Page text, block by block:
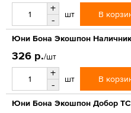
+
-
шт В
Юни Бона Экошпон
326 р./шт
+
-
шт В
Юни Бона Экошпон Добор